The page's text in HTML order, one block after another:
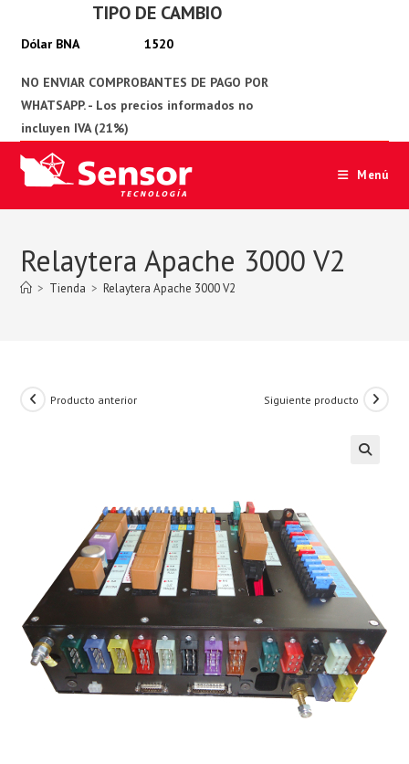
TIPO DE CAMBIO
1520
Menú
Relaytera Apache 3000 V2
> Tienda > Relaytera Apache 3000 V2
Producto anterior Siguiente producto